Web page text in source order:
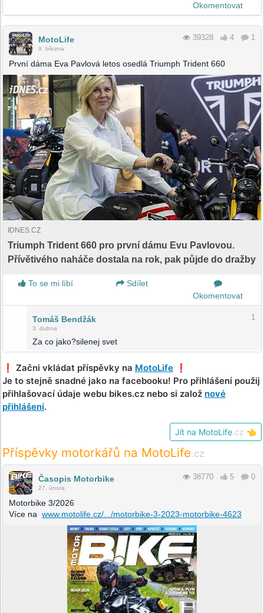
Okomentovat
MotoLife
9. března
39328 4 1
První dáma Eva Pavlová letos osedlá Triumph Trident 660
IDNES.CZ
Triumph Trident 660 pro první dámu Evu Pavlovou.
Přívětivého naháče dostala na rok, pak půjde do dražby
To se mi líbí
Sdílet
Okomentovat
Tomáš Bendžák
3. dubna
1
Za co jako?silenej svet
❗️ Začni vkládat příspěvky na MotoLife ❗️
Je to stejně snadné jako na facebooku! Pro přihlášení použij
přihlašovací údaje webu bikes.cz nebo si založ nové
přihlášení.
Jít na MotoLife .cz 👈
Příspěvky motorkářů na MotoLife.cz
Časopis Motorbike
27. února
38770 5 0
Motorbike 3/2026
Více na www.motolife.cz/.../motorbike-3-2023-motorbike-4623